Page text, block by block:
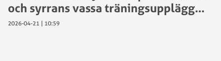
och syrrans vassa träningsupplägg…
2026-04-21 | 10:59